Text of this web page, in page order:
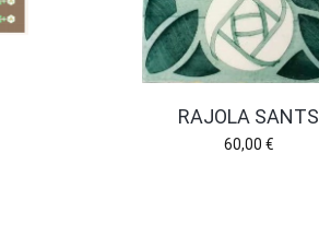
RAJOLA SANTS
60,00 €